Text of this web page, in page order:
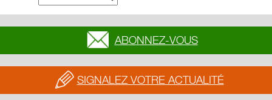
ABONNEZ-VOUS
SIGNALEZ VOTRE ACTUALITÉ